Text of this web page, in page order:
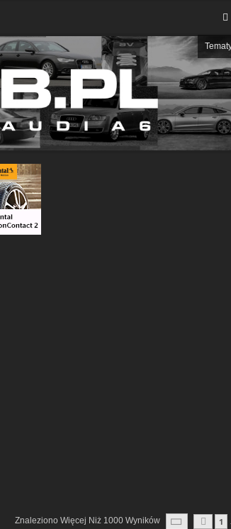
Znaleziono Więcej Niż 1000 Wyników Strona Z1